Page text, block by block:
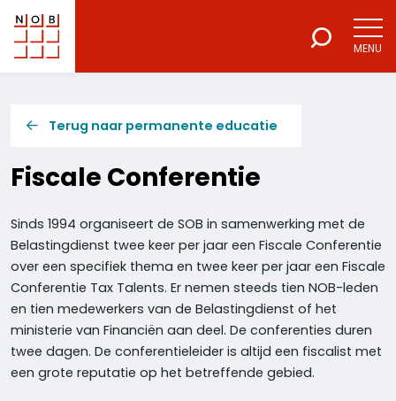
NOB
Voor een excellente beroepsuitoefening
MENU
Terug naar permanente educatie
Fiscale Conferentie
Sinds 1994 organiseert de SOB in samenwerking met de
Belastingdienst twee keer per jaar een Fiscale Conferentie
over een specifiek thema en twee keer per jaar een Fiscale
Conferentie Tax Talents. Er nemen steeds tien NOB-leden
en tien medewerkers van de Belastingdienst of het
ministerie van Financiën aan deel. De conferenties duren
twee dagen. De conferentieleider is altijd een fiscalist met
een grote reputatie op het betreffende gebied.